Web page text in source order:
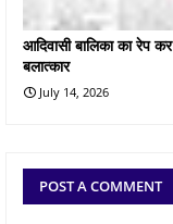
आदिवासी बालिका का रेप
बलात्कार
July 14, 2026
POST A COMMENT